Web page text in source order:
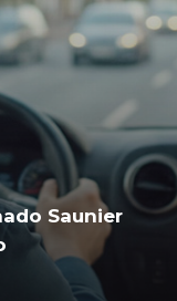
Saunier